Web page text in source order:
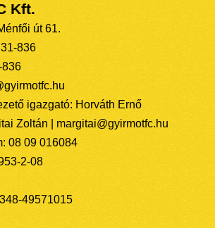
Kft.
út 61.
836
836
igazgató: Horváth Ernő
Zoltán | margitai@gyirmotfc.hu
08 09 016084
2-08
49571015